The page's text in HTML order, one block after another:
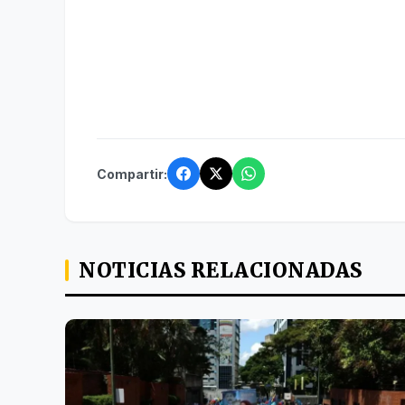
Compartir:
NOTICIAS RELACIONADAS